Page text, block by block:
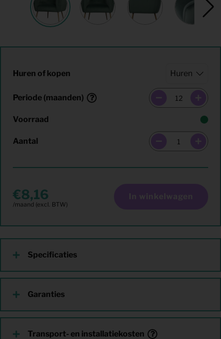
Huren of kopen
Periode (maanden)
Voorraad
Aantal
8,16 In winkelwagen
Specificaties
Garanties
Transport- en installatiekosten